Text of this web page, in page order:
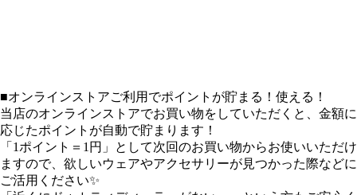
■オンラインストアご利用でポイントが貯まる！使える！
当店の​オンラインストアでお買い物をしていただくと、金額に
応じたポイントが自動で貯まります！
「1ポイント＝1円」として次回のお買い物からお使いいただけ
ますので、欲しいウェアやアクセサリーが見つかった際などに
ご活用ください✨️